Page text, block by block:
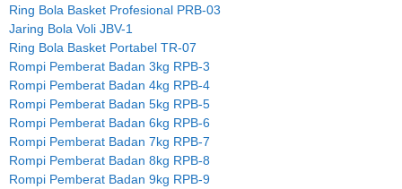
Ring Bola Basket Profesional PRB-03
Jaring Bola Voli JBV-1
Ring Bola Basket Portabel TR-07
Rompi Pemberat Badan 3kg RPB-3
Rompi Pemberat Badan 4kg RPB-4
Rompi Pemberat Badan 5kg RPB-5
Rompi Pemberat Badan 6kg RPB-6
Rompi Pemberat Badan 7kg RPB-7
Rompi Pemberat Badan 8kg RPB-8
Rompi Pemberat Badan 9kg RPB-9